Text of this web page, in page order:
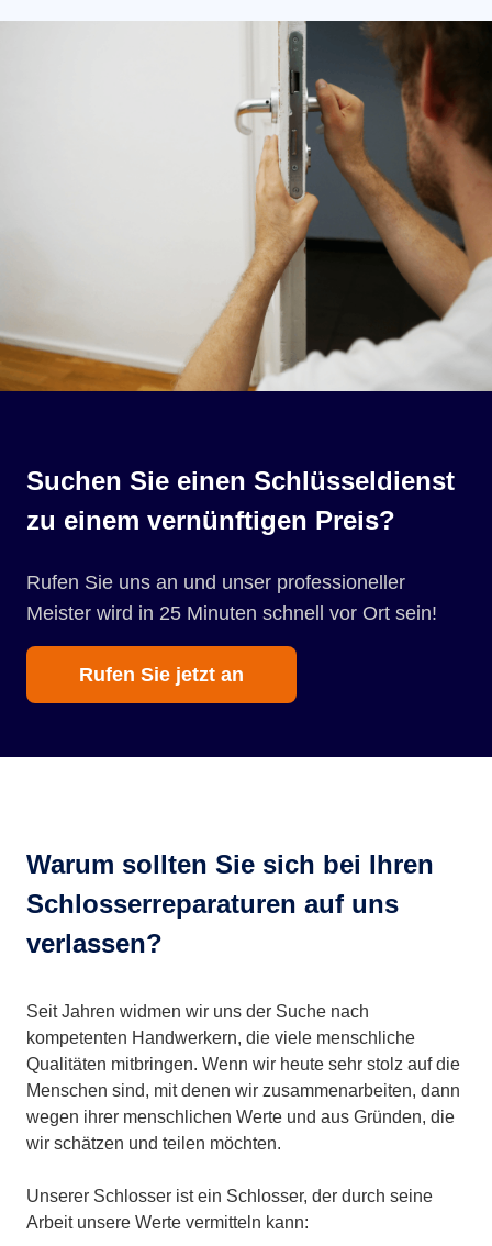
Suchen Sie einen Schlüsseldienst
zu einem vernünftigen Preis?
Rufen Sie uns an und unser professioneller
Meister wird in 25 Minuten schnell vor Ort sein!
Rufen Sie jetzt an
Warum sollten Sie sich bei Ihren
Schlosserreparaturen auf uns
verlassen?
Seit Jahren widmen wir uns der Suche nach
kompetenten Handwerkern, die viele menschliche
Qualitäten mitbringen. Wenn wir heute sehr stolz auf die
Menschen sind, mit denen wir zusammenarbeiten, dann
wegen ihrer menschlichen Werte und aus Gründen, die
wir schätzen und teilen möchten.
Unserer Schlosser ist ein Schlosser, der durch seine
Arbeit unsere Werte vermitteln kann: